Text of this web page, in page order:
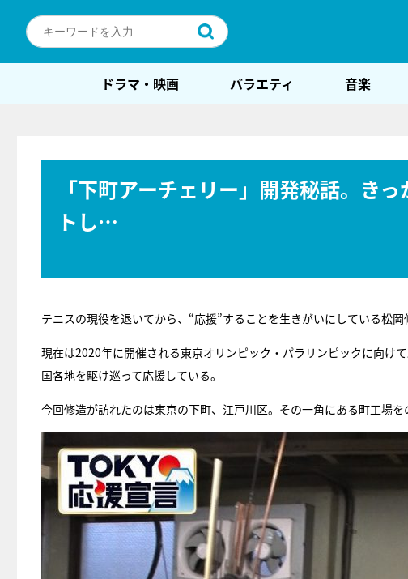
ドラマ・映画 バラエティ 音楽
「下町アーチェリー」開発秘話。き
トし…
テニスの現役を退いてから、“応援”することを生きがいにしている松岡
現在は2020年に開催される東京オリンピック・パラリンピックに向け
国各地を駆け巡って応援している。
今回修造が訪れたのは東京の下町、江戸川区。その一角にある町工場